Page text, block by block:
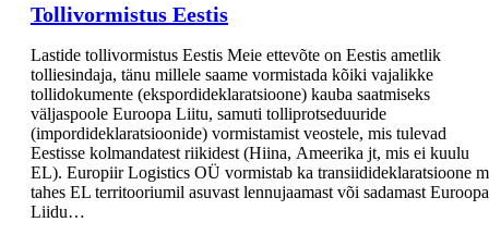
Tollivormistus Eestis
Lastide tollivormistus Eestis Meie ettevõte on Eestis ametlik
tolliesindaja, tänu millele saame vormistada kõiki vajalikke
tollidokumente (ekspordideklaratsioone) kauba saatmiseks
väljaspoole Euroopa Liitu, samuti tolliprotseduuride
(impordideklaratsioonide) vormistamist veostele, mis tulevad
Eestisse kolmandatest riikidest (Hiina, Аmeerika jt, mis ei kuulu
EL). Europiir Logistics OÜ vormistab ka transiidideklaratsioone
tahes EL territooriumil asuvast lennujaamast või sadamast Euroopa
Liidu…